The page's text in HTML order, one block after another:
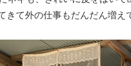
きて外の仕事もだんだん増え